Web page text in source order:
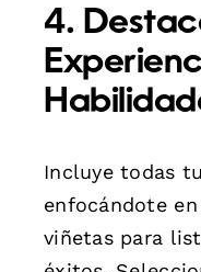
4.
Incluye todas
enfocándote
viñetas para